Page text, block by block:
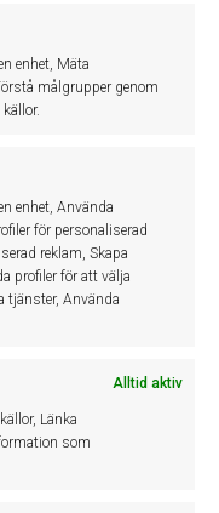
enhet, Mäta
målgrupper genom
enhet, Använda
för personaliserad
reklam, Skapa
profiler för att välja
tjänster, Använda
Alltid aktiv
Länka
som